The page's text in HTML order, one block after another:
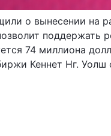
о вынесении на
74 миллиона
Кеннет Нг.